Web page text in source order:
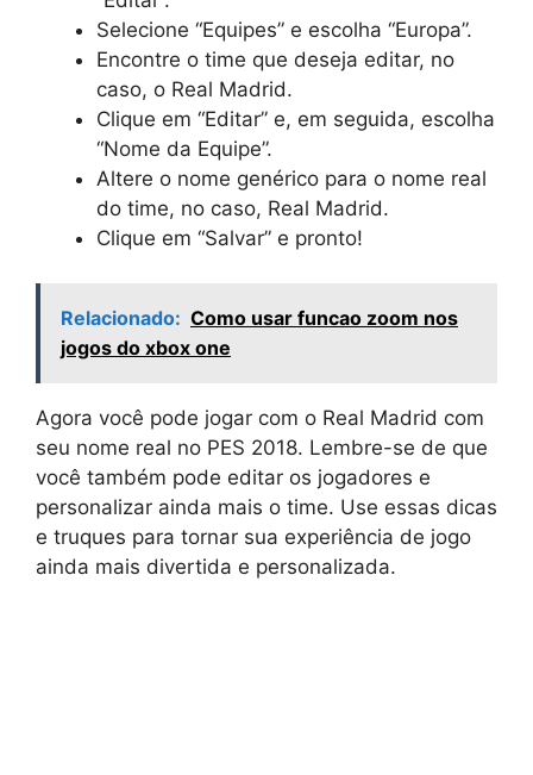
Selecione “Equipes” e escolha “Europa”.
Encontre o time que deseja editar, no
caso, o Real Madrid.
Clique em “Editar” e, em seguida, escolha
“Nome da Equipe”.
Altere o nome genérico para o nome real
do time, no caso, Real Madrid.
Clique em “Salvar” e pronto!
Relacionado: Como usar funcao zoom nos
jogos do xbox one
Agora você pode jogar com o Real Madrid com
seu nome real no PES 2018. Lembre-se de que
você também pode editar os jogadores e
personalizar ainda mais o time. Use essas dicas
e truques para tornar sua experiência de jogo
ainda mais divertida e personalizada.